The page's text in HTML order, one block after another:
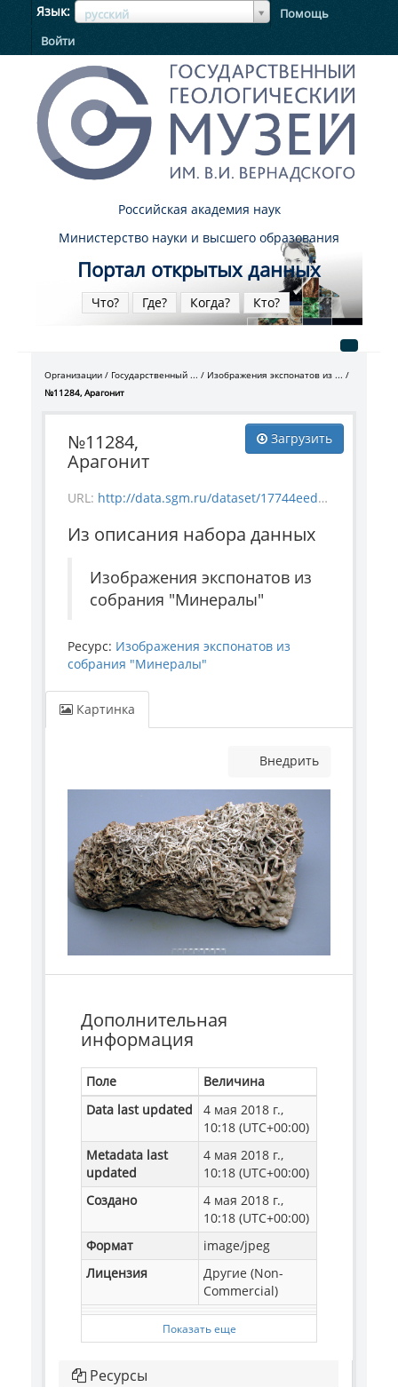
Язык русский
ЯзыкЯзык
Помощь
Войти
Российская академия наук
Министерство науки и высшего образования
Портал открытых данных
Что? Где? Когда? Кто?
Организации Государственный ...
Изображения экспонатов из ...
№11284, Арагонит
Загрузить
№11284,
Арагонит
URL: http://data.sgm.ru/dataset/17744eed-27fa-4a9a-bc72-4e657fa570af/resource/eedefb58-e7d7-470f-b3bc-c8c8ebb3189c/download/mineral_11284.jpg
Из описания набора данных
Изображения экспонатов из
собрания "Минералы"
Ресурс: Изображения экспонатов из
собрания "Минералы"
Картинка
Внедрить
Дополнительная
информация
Поле
Величина
Data last updated
4 мая 2018 г.,
10:18 (UTC+00:00)
Metadata last
updated
4 мая 2018 г.,
10:18 (UTC+00:00)
Создано
4 мая 2018 г.,
10:18 (UTC+00:00)
Формат
image/jpeg
Лицензия
Другие (Non-
Commercial)
Показать еще
Ресурсы